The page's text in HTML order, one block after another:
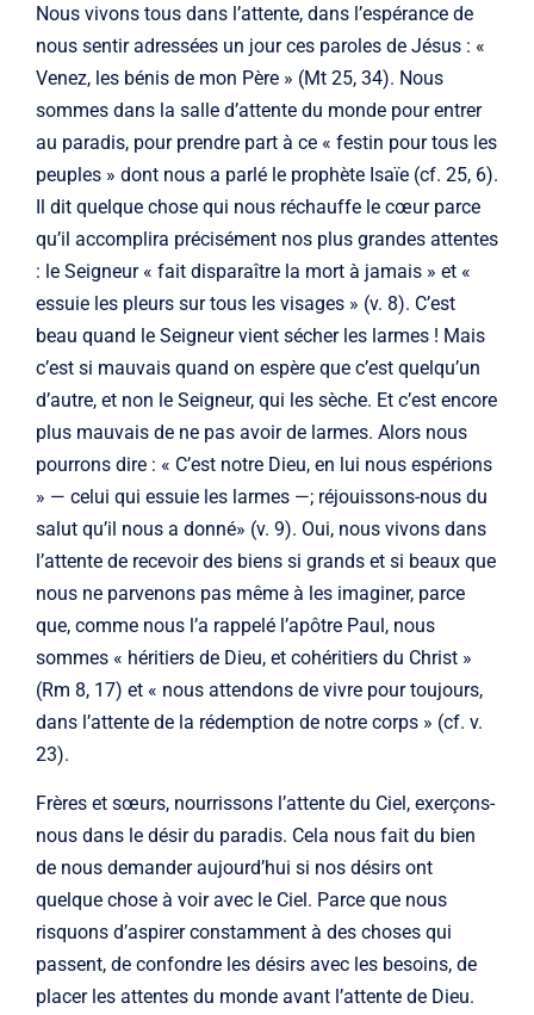
Nous vivons tous dans l’attente, dans l’espérance de
nous sentir adressées un jour ces paroles de Jésus : «
Venez, les bénis de mon Père » (Mt 25, 34). Nous
sommes dans la salle d’attente du monde pour entrer
au paradis, pour prendre part à ce « festin pour tous les
peuples » dont nous a parlé le prophète Isaïe (cf. 25, 6).
Il dit quelque chose qui nous réchauffe le cœur parce
qu’il accomplira précisément nos plus grandes attentes
: le Seigneur « fait disparaître la mort à jamais » et «
essuie les pleurs sur tous les visages » (v. 8). C’est
beau quand le Seigneur vient sécher les larmes ! Mais
c’est si mauvais quand on espère que c’est quelqu’un
d’autre, et non le Seigneur, qui les sèche. Et c’est encore
plus mauvais de ne pas avoir de larmes. Alors nous
pourrons dire : « C’est notre Dieu, en lui nous espérions
» — celui qui essuie les larmes —; réjouissons-nous du
salut qu’il nous a donné» (v. 9). Oui, nous vivons dans
l’attente de recevoir des biens si grands et si beaux que
nous ne parvenons pas même à les imaginer, parce
que, comme nous l’a rappelé l’apôtre Paul, nous
sommes « héritiers de Dieu, et cohéritiers du Christ »
(Rm 8, 17) et « nous attendons de vivre pour toujours,
dans l’attente de la rédemption de notre corps » (cf. v.
23).
Frères et sœurs, nourrissons l’attente du Ciel, exerçons-
nous dans le désir du paradis. Cela nous fait du bien
de nous demander aujourd’hui si nos désirs ont
quelque chose à voir avec le Ciel. Parce que nous
risquons d’aspirer constamment à des choses qui
passent, de confondre les désirs avec les besoins, de
placer les attentes du monde avant l’attente de Dieu.